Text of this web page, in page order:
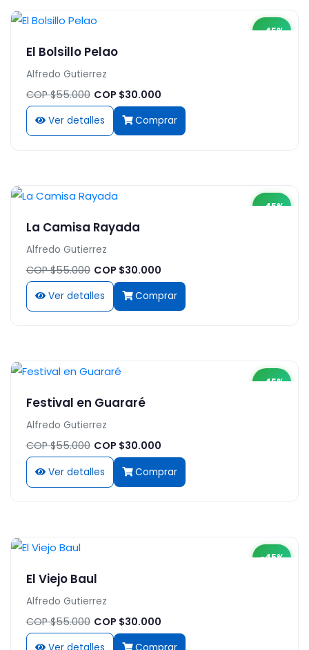
-45%
El Bolsillo Pelao
Alfredo Gutierrez
COP $55.000 COP $30.000
Ver detalles Comprar
-45%
La Camisa Rayada
Alfredo Gutierrez
COP $55.000 COP $30.000
Ver detalles Comprar
-45%
Festival en Guararé
Alfredo Gutierrez
COP $55.000 COP $30.000
Ver detalles Comprar
-45%
El Viejo Baul
Alfredo Gutierrez
COP $55.000 COP $30.000